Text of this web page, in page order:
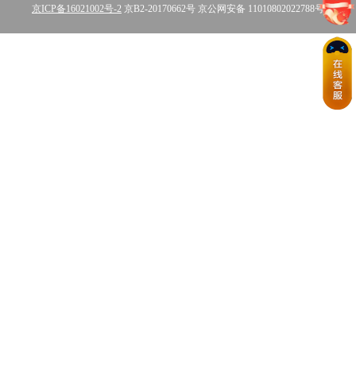
京ICP备16021002号-2 京B2-20170662号 京公网安备 11010802022788号